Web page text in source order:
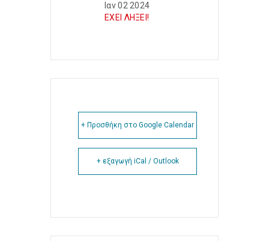
Ιαν 02 2024
ΕΧΕΙ ΛΗΞΕΙ!
+ Προσθήκη στο Google Calendar
+ εξαγωγή iCal / Outlook